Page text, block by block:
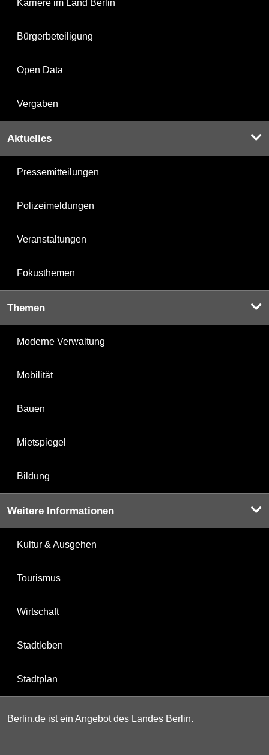
Karriere im Land Berlin
Bürgerbeteiligung
Open Data
Vergaben
Aktuelles
Pressemitteilungen
Polizeimeldungen
Veranstaltungen
Fokusthemen
Themen
Moderne Verwaltung
Mobilität
Bauen
Mietspiegel
Bildung
Weitere Informationen
Kultur & Ausgehen
Tourismus
Wirtschaft
Stadtleben
Stadtplan
Berlin.de ist ein Angebot des Landes Berlin.